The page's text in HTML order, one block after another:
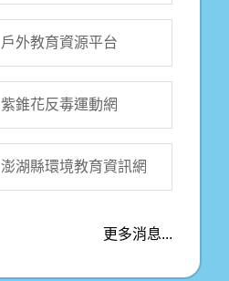
戶外教育資源平台
紫錐花反毒運動網
澎湖縣環境教育資訊網
更多消息...